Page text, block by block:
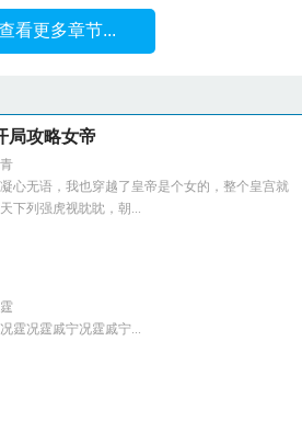
看更多章节...
局攻略女帝
心无语，我也穿越了皇帝是个女的，整个皇宫就
下列强虎视眈眈，朝...
霆况霆戚宁况霆戚宁...